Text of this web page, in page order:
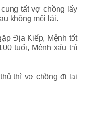
tất vợ chồng lấy
không mối lái.
Địa Kiếp, Mệnh tốt
tuổi, Mệnh xấu thì
thì vợ chồng đi lại